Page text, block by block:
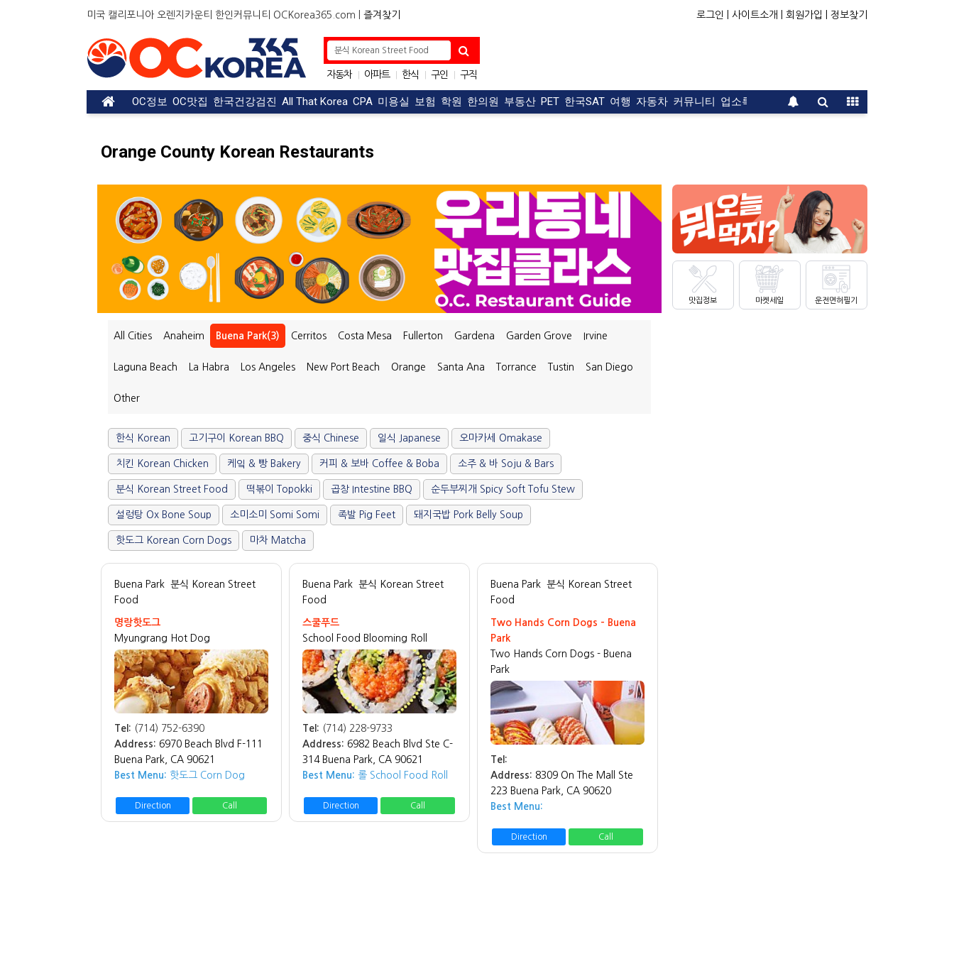
미국 캘리포니아 오렌지카운티 한인커뮤니티 OCKorea365.com | 즐겨찾기 로그인 | 사이트소개 | 회원가입 | 정보찾기
자동차 아파트 한식 구인 구직
| OC맛집
OC정보 OC맛집 한국건강검진 All That Korea CPA 미용실 보험 학원 한의원 부동산 PET 한국SAT 여행 자동차 커뮤니티 업소록 운전면허 문의 광고
Orange County Korean Restaurants
All Cities Anaheim Buena Park(3) Cerritos Costa Mesa Fullerton Gardena Garden Grove Irvine
Laguna Beach La Habra Los Angeles New Port Beach Orange Santa Ana Torrance Tustin San Diego
Other
한식 Korean 고기구이 Korean BBQ 중식 Chinese 일식 Japanese 오마카세 Omakase
치킨 Korean Chicken 케잌 & 빵 Bakery 커피 & 보바 Coffee & Boba 소주 & 바 Soju & Bars
분식 Korean Street Food 떡볶이 Topokki 곱창 Intestine BBQ 순두부찌개 Spicy Soft Tofu Stew
설렁탕 Ox Bone Soup 소미소미 Somi Somi 족발 Pig Feet 돼지국밥 Pork Belly Soup
핫도그 Korean Corn Dogs 마차 Matcha
Buena Park 분식 Korean Street
Food
명랑핫도그
Myungrang Hot Dog
Tel: (714) 752-6390
Address: 6970 Beach Blvd F-111
Buena Park, CA 90621
Best Menu: 핫도그 Corn Dog
Direction Call
Buena Park 분식 Korean Street
Food
스쿨푸드
School Food Blooming Roll
Tel: (714) 228-9733
Address: 6982 Beach Blvd Ste C-
314 Buena Park, CA 90621
Best Menu: 롤 School Food Roll
Direction Call
Buena Park 분식 Korean Street
Food
Two Hands Corn Dogs - Buena
Park
Two Hands Corn Dogs - Buena
Park
Tel:
Address: 8309 On The Mall Ste
223 Buena Park, CA 90620
Best Menu:
Direction Call
맛집정보 마켓세일 운전면허필기